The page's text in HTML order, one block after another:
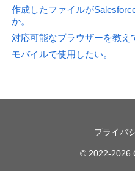
作成したファイルが
か。
対応可能なブラウザーを教え
モバイルで使用したい。
プライバ
© 2022-2026